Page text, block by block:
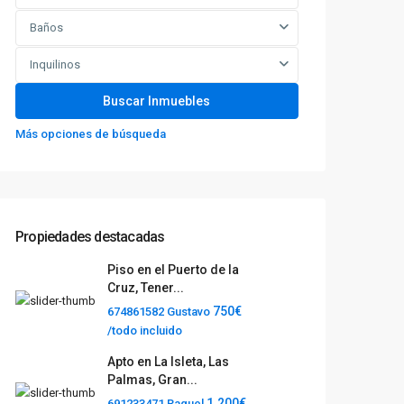
Baños
Inquilinos
Más opciones de búsqueda
Propiedades destacadas
Piso en el Puerto de la
Cruz, Tener...
674861582 Gustavo 750€
/todo incluido
Apto en La Isleta, Las
Palmas, Gran...